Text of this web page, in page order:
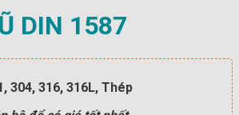
DIN 1587
304, 316, 316L, Thép